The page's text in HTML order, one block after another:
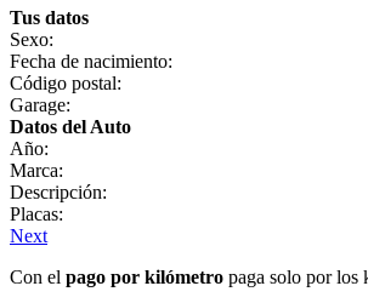
Tus datos
Sexo:
Fecha de nacimiento:
Código postal:
Garage:
Datos del Auto
Año:
Marca:
Descripción:
Placas:
Next
Con el pago por kilómetro paga solo por los